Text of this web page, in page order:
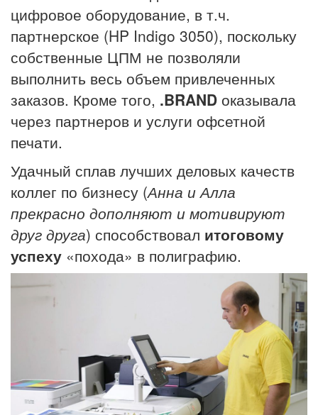
цифровое оборудование, в т.ч.
партнерское (HP Indigo 3050), поскольку
собственные ЦПМ не позволяли
выполнить весь объем привлеченных
заказов. Кроме того, .BRAND оказывала
через партнеров и услуги офсетной
печати.
Удачный сплав лучших деловых качеств
коллег по бизнесу (Анна и Алла
прекрасно дополняют и мотивируют
друг друга) способствовал итоговому
успеху «похода» в полиграфию.